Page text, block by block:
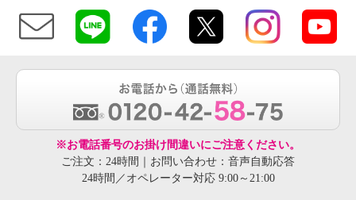
※お電話番号のお掛け間違いにご注意ください。
ご注文：24時間｜お問い合わせ：音声自動応答
24時間／オペレーター対応 9:00～21:00